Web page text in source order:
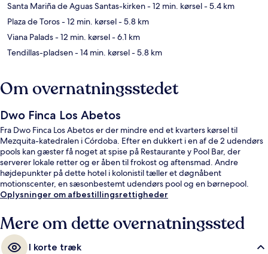
Santa Mariña de Aguas Santas-kirken- 12 min. kørsel- 5.4 km
Plaza de Toros- 12 min. kørsel- 5.8 km
Viana Palads- 12 min. kørsel- 6.1 km
Tendillas-pladsen- 14 min. kørsel- 5.8 km
Om overnatningsstedet
Dwo Finca Los Abetos
Fra Dwo Finca Los Abetos er der mindre end et kvarters kørsel til
Mezquita-katedralen i Córdoba. Efter en dukkert i en af de 2 udendørs
pools kan gæster få noget at spise på Restaurante y Pool Bar, der
serverer lokale retter og er åben til frokost og aftensmad. Andre
højdepunkter på dette hotel i kolonistil tæller et døgnåbent
motionscenter, en sæsonbestemt udendørs pool og en børnepool.
Oplysninger om afbestillingsrettigheder
Mere om dette overnatningssted
I korte træk